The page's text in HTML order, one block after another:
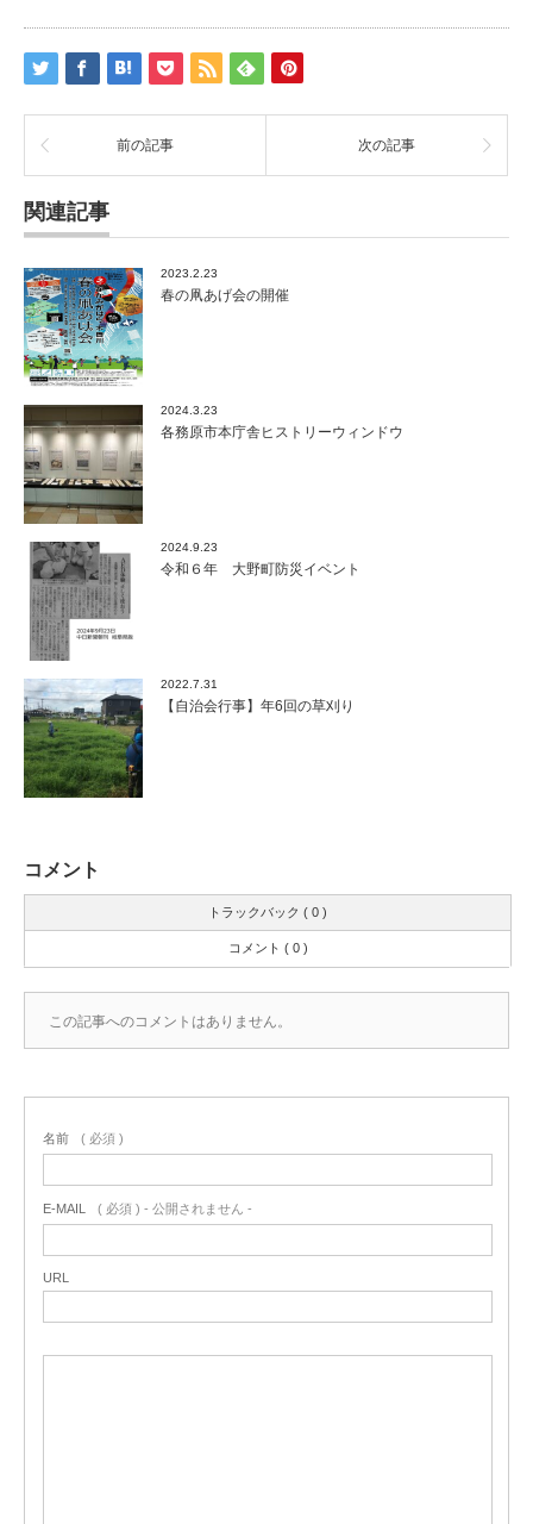
前の記事 次の記事
関連記事
2023.2.23
春の凧あげ会の開催
2024.3.23
各務原市本庁舎ヒストリーウィンドウ
2024.9.23
令和６年 大野町防災イベント
2022.7.31
【自治会行事】年6回の草刈り
コメント
トラックバック ( 0 )
コメント ( 0 )
この記事へのコメントはありません。
名前 ( 必須 )
E-MAIL ( 必須 ) - 公開されません -
URL